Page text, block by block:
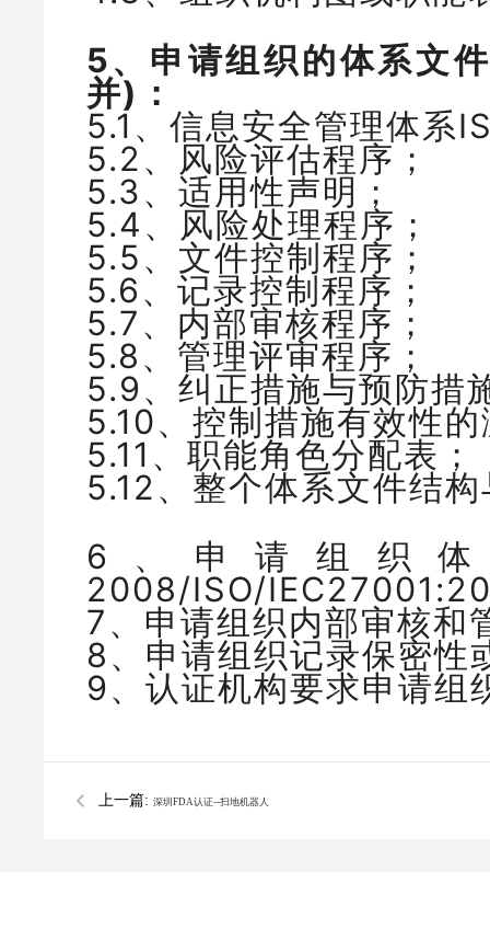
5、申请组织的体系文
并)：
5.1、信息安全管理体系
5.2、风险评估程序；
5.3、适用性声明；
5.4、风险处理程序；
5.5、文件控制程序；
5.6、记录控制程序；
5.7、内部审核程序；
5.8、管理评审程序；
5.9、纠正措施与预防措
5.10、控制措施有效性
5.11、职能角色分配表；
5.12、整个体系文件结
6、申请组织体
2008/ISO/
7、申请组织内部审核和
8、申请组织记录保密性
9、认证机构要求申请组
上一篇: 深圳FDA认证--扫地机器人